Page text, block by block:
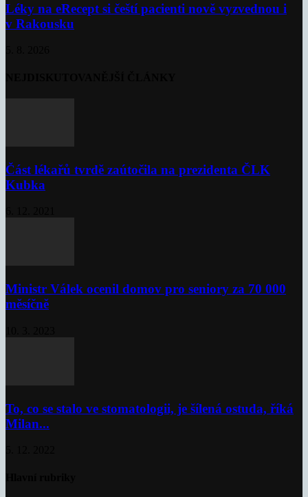
Léky na eRecept si čeští pacienti nově vyzvednou i
v Rakousku
Část lékařů tvrdě zaútočila na prezidenta ČLK
Kubka
Ministr Válek ocenil domov pro seniory za 70 000
měsíčně
To, co se stalo ve stomatologii, je šílená ostuda, říká
Milan...